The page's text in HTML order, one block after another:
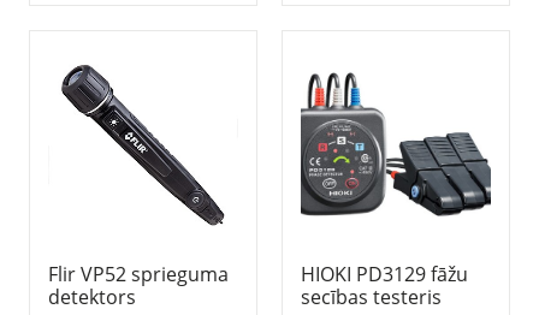
Flir VP52 sprieguma
detektors
HIOKI PD3129 fāžu
secības testeris